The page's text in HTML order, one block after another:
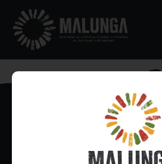
Inscríbete al boletín informativo